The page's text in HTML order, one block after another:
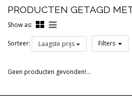
PRODUCTEN GETAGD
Show as:
Sorteer: Laagste prijs Filters
Prijs
Geen producten gevonden!...